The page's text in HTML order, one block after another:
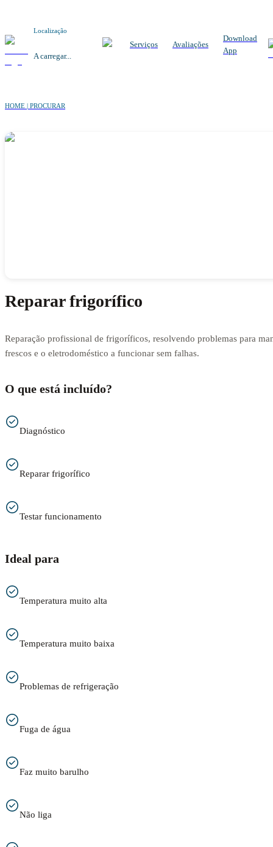
Localização
A carregar...
Serviços Avaliações
Download
App
HOME | PROCURAR
Reparar frigorífico
Reparação profissional de frigoríficos, resolvendo problemas para
frescos e o eletrodoméstico a funcionar sem falhas.
O que está incluído?
Diagnóstico
Reparar frigorífico
Testar funcionamento
Ideal para
Temperatura muito alta
Temperatura muito baixa
Problemas de refrigeração
Fuga de água
Faz muito barulho
Não liga